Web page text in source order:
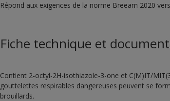
Répond aux exigences de la norme Breeam 2020
Fiche technique et
Contient 2-octyl-2H-isothiazole-3-one et C(M)IT/
gouttelettes respirables dangereuses peuvent se
brouillards.